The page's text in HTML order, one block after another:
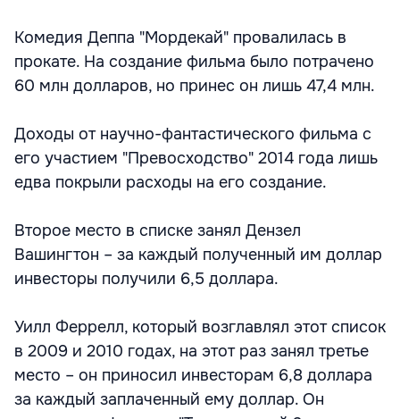
Комедия Деппа "Мордекай" провалилась в
прокате. На создание фильма было потрачено
60 млн долларов, но принес он лишь 47,4 млн.
Доходы от научно-фантастического фильма с
его участием "Превосходство" 2014 года лишь
едва покрыли расходы на его создание.
Второе место в списке занял Дензел
Вашингтон – за каждый полученный им доллар
инвесторы получили 6,5 доллара.
Уилл Феррелл, который возглавлял этот список
в 2009 и 2010 годах, на этот раз занял третье
место – он приносил инвесторам 6,8 доллара
за каждый заплаченный ему доллар. Он